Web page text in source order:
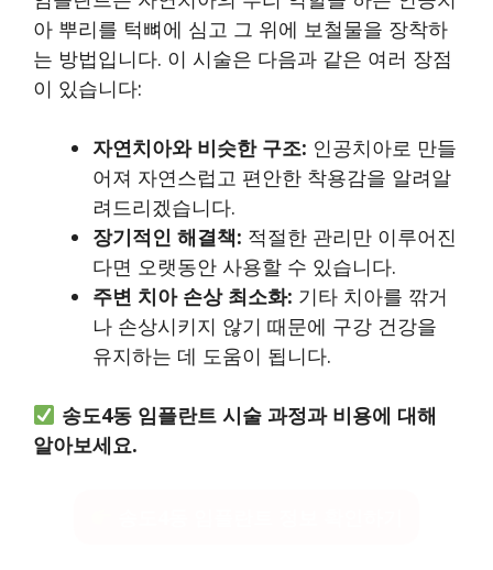
아 뿌리를 턱뼈에 심고 그 위에 보철물을 장착하
는 방법입니다. 이 시술은 다음과 같은 여러 장점
이 있습니다:
자연치아와 비슷한 구조: 인공치아로 만들
어져 자연스럽고 편안한 착용감을 알려알
려드리겠습니다.
장기적인 해결책: 적절한 관리만 이루어진
다면 오랫동안 사용할 수 있습니다.
주변 치아 손상 최소화: 기타 치아를 깎거
나 손상시키지 않기 때문에 구강 건강을
유지하는 데 도움이 됩니다.
송도4동 임플란트 시술 과정과 비용에 대해
알아보세요.